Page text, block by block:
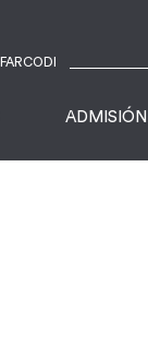
FARCODI
ADMISIÓN